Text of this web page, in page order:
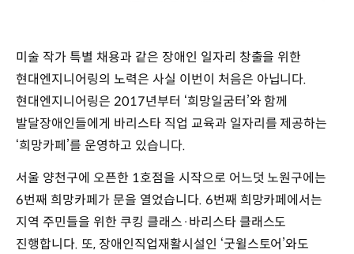
미술 작가 특별 채용과 같은 장애인 일자리 창출을 위한
현대엔지니어링의 노력은 사실 이번이 처음은 아닙니다.
현대엔지니어링은 2017년부터 ‘희망일굼터’와 함께
발달장애인들에게 바리스타 직업 교육과 일자리를 제공하는
‘희망카페’를 운영하고 있습니다.
서울 양천구에 오픈한 1호점을 시작으로 어느덧 노원구에는
6번째 희망카페가 문을 열었습니다. 6번째 희망카페에서는
지역 주민들을 위한 쿠킹 클래스·바리스타 클래스도
진행합니다. 또, 장애인직업재활시설인 ‘굿윌스토어’와도